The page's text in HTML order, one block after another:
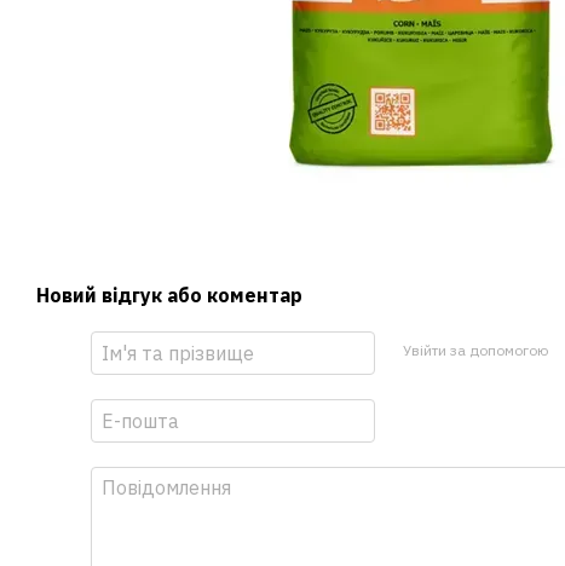
Новий відгук або коментар
Увійти за допомогою